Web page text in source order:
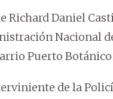
Richard Daniel
Nacional
Puerto Botánico
de la